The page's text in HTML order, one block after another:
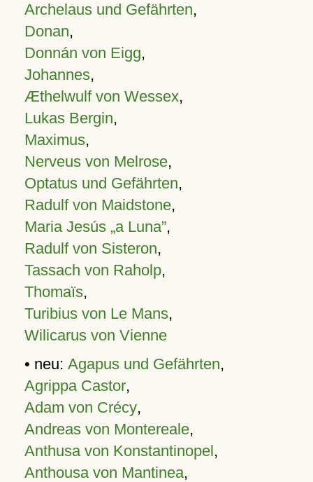
Archelaus und Gefährten,
Donan,
Donnán von Eigg,
Johannes,
Æthelwulf von Wessex,
Lukas Bergin,
Maximus,
Nerveus von Melrose,
Optatus und Gefährten,
Radulf von Maidstone,
Maria Jesús „a Luna”,
Radulf von Sisteron,
Tassach von Raholp,
Thomaïs,
Turibius von Le Mans,
Wilicarus von Vienne
• neu: Agapus und Gefährten,
Agrippa Castor,
Adam von Crécy,
Andreas von Montereale,
Anthusa von Konstantinopel,
Anthousa von Mantinea,